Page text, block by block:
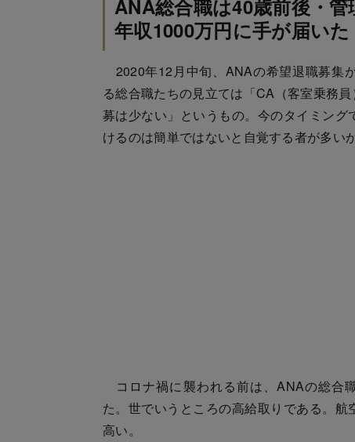
ANA総合職は40歳前後・管
年収1000万円に手が届いた
2020年12月中旬、ANAの希望退職募集
る総合職たちの見立ては「CA（客室乗務
募は少ない」というもの。今のタイミン
けるのは簡単ではないと自覚する者が多いか
コロナ禍に襲われる前は、ANAの総合
た。世でいうところの高給取りである。
高い。